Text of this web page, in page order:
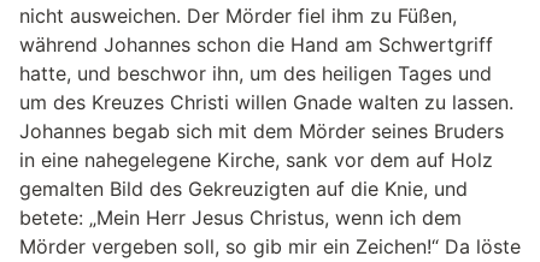
nicht ausweichen. Der Mörder fiel ihm zu Füßen,
während Johannes schon die Hand am Schwertgriff
hatte, und beschwor ihn, um des heiligen Tages und
um des Kreuzes Christi willen Gnade walten zu lassen.
Johannes begab sich mit dem Mörder seines Bruders
in eine nahegelegene Kirche, sank vor dem auf Holz
gemalten Bild des Gekreuzigten auf die Knie, und
betete: „Mein Herr Jesus Christus, wenn ich dem
Mörder vergeben soll, so gib mir ein Zeichen!“ Da löste